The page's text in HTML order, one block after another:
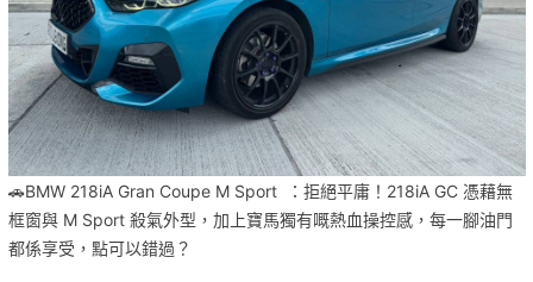
🚗BMW 218iA Gran Coupe M Sport ：拒絕平庸！218iA GC 憑藉無
框窗與 M Sport 殺氣外型，加上寶馬獨有嘅熱血操控感，每一腳油門
都係享受，點可以錯過？